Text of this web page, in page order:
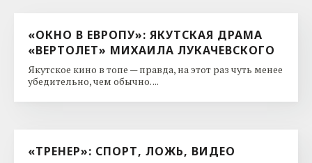
«ОКНО В ЕВРОПУ»: ЯКУТСКАЯ ДРАМА
«ВЕРТОЛЕТ» МИХАИЛА ЛУКАЧЕВСКОГО
Якутское кино в топе — правда, на этот раз чуть менее
убедительно, чем обычно. ...
«ТРЕНЕР»: СПОРТ, ЛОЖЬ, ВИДЕО